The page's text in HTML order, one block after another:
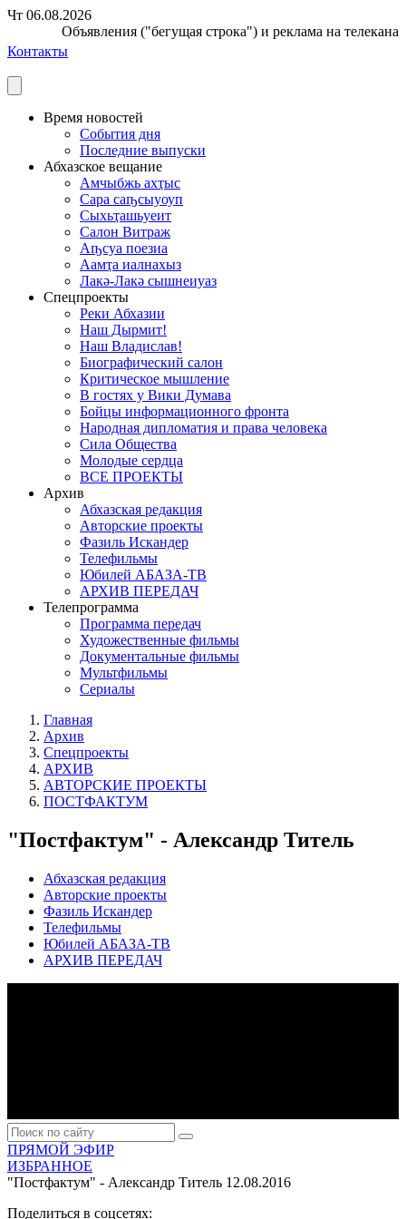
Чт 06.08.2026
Объявления ("бегущая строка") и реклама на
Контакты
Время новостей
События дня
Последние выпуски
Абхазское вещание
Амчыбжь ахҭыс
Сара саҧсыуоуп
Сыхьҭашьуеит
Салон Витраж
Аҧсуа поезиа
Аамҭа иалнахыз
Лакә-Лакә сышнеиуаз
Спецпроекты
Реки Абхазии
Наш Дырмит!
Наш Владислав!
Биографический салон
Критическое мышление
В гостях у Вики Думава
Бойцы информационного фронта
Народная дипломатия и права человека
Сила Общества
Молодые сердца
ВСЕ ПРОЕКТЫ
Архив
Абхазская редакция
Авторские проекты
Фазиль Искандер
Телефильмы
Юбилей АБАЗА-ТВ
АРХИВ ПЕРЕДАЧ
Телепрограмма
Программа передач
Художественные фильмы
Документальные фильмы
Мультфильмы
Сериалы
Главная
Архив
Спецпроекты
АРХИВ
АВТОРСКИЕ ПРОЕКТЫ
ПОСТФАКТУМ
"Постфактум" - Александр Титель
Абхазская редакция
Авторские проекты
Фазиль Искандер
Телефильмы
Юбилей АБАЗА-ТВ
АРХИВ ПЕРЕДАЧ
ПРЯМОЙ ЭФИР
ИЗБРАННОЕ
"Постфактум" - Александр Титель 12.08.2016
Поделиться в соцсетях: